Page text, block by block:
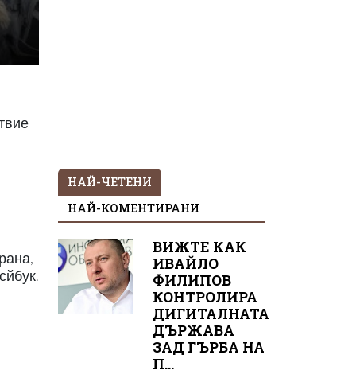
НАЙ-ЧЕТЕНИ
НАЙ-КОМЕНТИРАНИ
ВИЖТЕ КАК
ИВАЙЛО
ФИЛИПОВ
КОНТРОЛИРА
ДИГИТАЛНАТА
ДЪРЖАВА
ЗАД ГЪРБА НА
П...